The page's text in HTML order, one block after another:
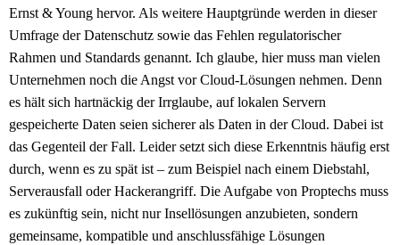
Ernst & Young hervor. Als weitere Hauptgründe werden in dieser
Umfrage der Datenschutz sowie das Fehlen regulatorischer
Rahmen und Standards genannt. Ich glaube, hier muss man vielen
Unternehmen noch die Angst vor Cloud-Lösungen nehmen. Denn
es hält sich hartnäckig der Irrglaube, auf lokalen Servern
gespeicherte Daten seien sicherer als Daten in der Cloud. Dabei ist
das Gegenteil der Fall. Leider setzt sich diese Erkenntnis häufig erst
durch, wenn es zu spät ist – zum Beispiel nach einem Diebstahl,
Serverausfall oder Hackerangriff. Die Aufgabe von Proptechs muss
es zukünftig sein, nicht nur Insellösungen anzubieten, sondern
gemeinsame, kompatible und anschlussfähige Lösungen